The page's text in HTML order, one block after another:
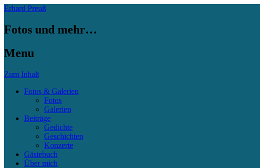
Erhard Preuß
Fotos und mehr…
Menu
Zum Inhalt
Fotos & Galerien
Fotos
Galerien
Beiträge
Gedichte
Geschichten
Konzerte
Gästebuch
Über mich